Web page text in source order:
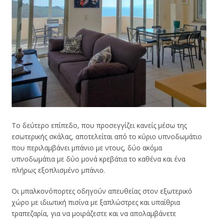
Το δεύτερο επίπεδο, που προσεγγίζει κανείς μέσω της
εσωτερικής σκάλας, αποτελείται από το κύριο υπνοδωμάτιο
που περιλαμβάνει μπάνιο με ντους, δύο ακόμα
υπνοδωμάτια με δύο μονά κρεβάτια το καθένα και ένα
πλήρως εξοπλισμένο μπάνιο.
Οι μπαλκονόπορτες οδηγούν απευθείας στον εξωτερικό
χώρο με ιδιωτική πισίνα με ξαπλώστρες και υπαίθρια
τραπεζαρία, για να μοιράζεστε και να απολαμβάνετε